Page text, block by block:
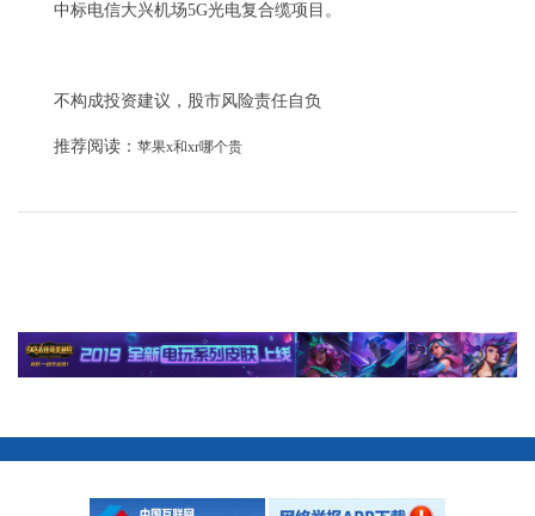
中标电信大兴机场5G光电复合缆项目。
不构成投资建议，股市风险责任自负
推荐阅读： 苹果x和xr哪个贵